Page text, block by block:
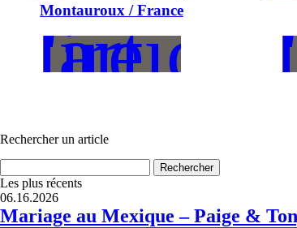
Montauroux / France
lire
Rechercher un article
Les plus récents
06.16.2026
Mariage au Mexique – Paige &